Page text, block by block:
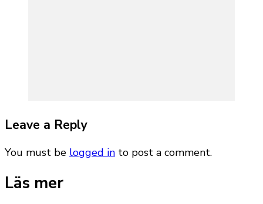
Leave a Reply
You must be logged in to post a comment.
Läs mer